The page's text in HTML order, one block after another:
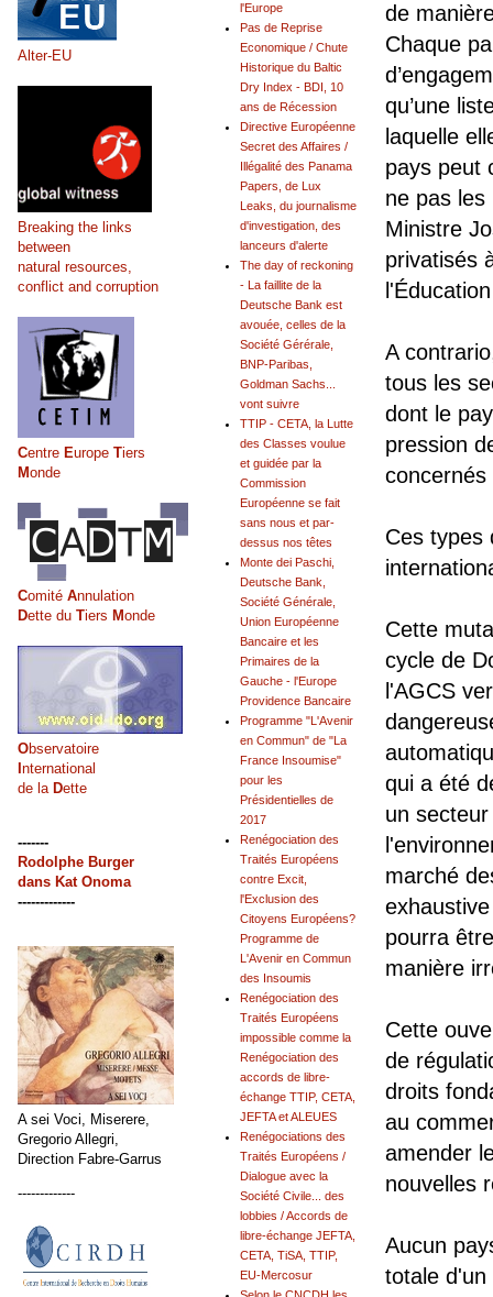
de
Chaque
qu’une
laquelle
pays peut
ne pas
Ministre
privatisés
A
tous les
dont le
pression
Ces types
Cette
cycle de
l'AGCS
qui a été
un
marché
pourra
manière
Cette
de
droits
au
amender
nouvelles
Aucun
totale
l'Europe
Pas de Reprise
Economique / Chute
Historique du Baltic
Dry Index - BDI, 10
ans de Récession
Directive Européenne
Secret des Affaires /
Illégalité des Panama
Papers, de Lux
Leaks, du journalisme
d'investigation, des
lanceurs d'alerte
The day of reckoning
- La faillite de la
Deutsche Bank est
avouée, celles de la
Société Gérérale,
BNP-Paribas,
Goldman Sachs...
vont suivre
TTIP - CETA, la Lutte
des Classes voulue
et guidée par la
Commission
Européenne se fait
sans nous et par-
dessus nos têtes
Monte dei Paschi,
Deutsche Bank,
Société Générale,
Union Européenne
Bancaire et les
Primaires de la
Gauche - l'Europe
Providence Bancaire
Programme "L'Avenir
en Commun" de "La
France Insoumise"
pour les
Présidentielles de
2017
Renégociation des
Traités Européens
contre Excit,
l'Exclusion des
Citoyens Européens?
Programme de
L'Avenir en Commun
des Insoumis
Renégociation des
Traités Européens
impossible comme la
Renégociation des
accords de libre-
échange TTIP, CETA,
JEFTA et ALEUES
Renégociations des
Traités Européens /
Dialogue avec la
Société Civile... des
lobbies / Accords de
libre-échange JEFTA,
CETA, TiSA, TTIP,
EU-Mercosur
Alter-EU
Breaking the links
between
natural resources,
conflict and corruption
Centre Europe Tiers
Monde
Comité Annulation
Dette du Tiers Monde
Observatoire
International
de la Dette
-------
Rodolphe Burger
dans Kat Onoma
-------------
A sei Voci, Miserere,
Gregorio Allegri,
Direction Fabre-Garrus
-------------